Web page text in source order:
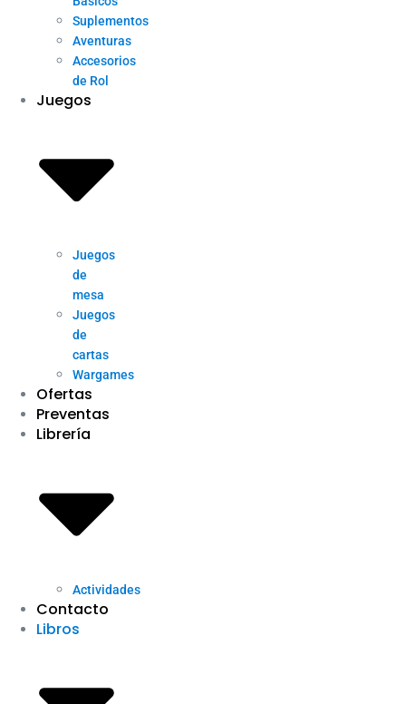
Suplementos
Aventuras
Accesorios
de Rol
Juegos
Juegos
de
mesa
Juegos
de
cartas
Wargames
Ofertas
Preventas
Librería
Actividades
Contacto
Libros